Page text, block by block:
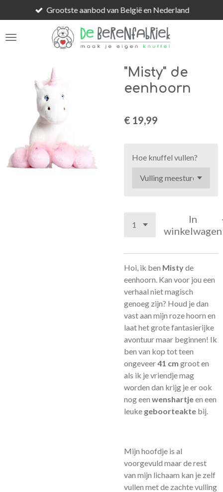
direct
naar
Grootste aanbod van België en Nederland
"Misty" de
eenhoorn
€ 19,99
Hoe knuffel vullen?
In
winkelwagen
Hoi, ik ben Mistyde
eenhoorn. Kan voor jou een
verhaal niet magisch
genoeg zijn? Houd je dan
vast aan mijn roze hoorn en
laat het grote fantasierijke
avontuur maar beginnen! Ik
ben van kop tot teen
ongeveer41 cm groot en
als ik je vriendje mag
worden dan krijg je er ook
nog een wenshartjeen een
leuke geboorteakte bij.
Mijn hoofdje is al
voorgevuld maar de rest
van mijn lichaam kan je zelf
vullen met de zachte vulling